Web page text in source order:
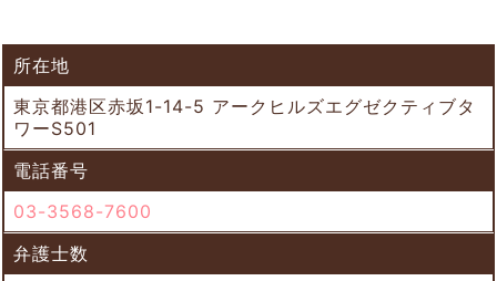
所在地
東京都港区赤坂1-14-5 アークヒルズエグゼクティブタ
ワーS501
電話番号
03-3568-7600
弁護士数